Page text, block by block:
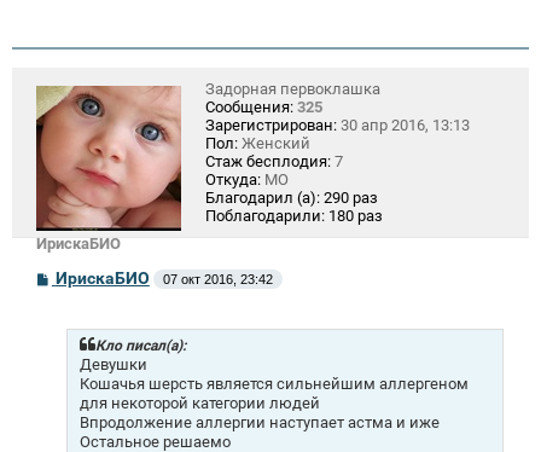
ИрискаБИО
Задорная первоклашка
Сообщения: 325
Зарегистрирован: 30 апр 2016, 13:13
Пол: Женский
Стаж бесплодия: 7
Откуда: МО
Благодарил (а): 290 раз
Поблагодарили: 180 раз
СИрискаБИО 07 окт 2016, 23:42
Кло писал(а):
Девушки
Кошачья шерсть является сильнейшим аллергеном
для некоторой категории людей
Впродолжение аллергии наступает астма и иже
Остальное решаемо